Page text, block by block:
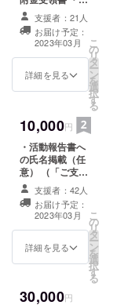
す。
をライトアップ
した際の動画 上
記をお届けいた
します。 ★ライ
トアップした動
画については、3
す。
支援者：21人
お届け予定：
2023年03月
詳細を見る
こ
の
リ
タ
ー
ン
を
選
択
す
る
10,000円
・活動報告書へ
の氏名掲載（任
意） （「ご支援
いただいた皆さ
ま」ページへ記
載する予定で
す） ・心のこ
もったお礼メー
ル ・寄附金受領
書 ・桜をライト
けいたします。
支援者：42人
お届け予定：
2023年03月
詳細を見る
こ
の
リ
タ
ー
ン
を
選
択
す
る
30,000円